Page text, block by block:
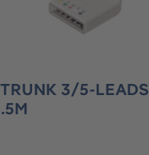
3/5-LEADS